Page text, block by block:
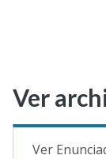
Ver
Ver